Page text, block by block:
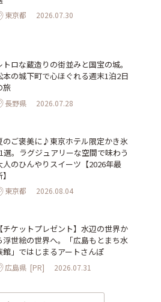
東京都 2026.07.30
トロな蔵造りの街並みと国宝の城。
本の城下町で心ほぐれる週末1泊2日
旅
長野県 2026.07.28
のご褒美に♪東京ホテル限定かき氷
選。ラグジュアリーな空間で味わう
人のひんやりスイーツ【2026年最
東京都 2026.08.04
【チケットプレゼント】水辺の世界か
浮世絵の世界へ。「広島もとまち水
館」ではじまるアートさんぽ
広島県 [PR] 2026.07.31